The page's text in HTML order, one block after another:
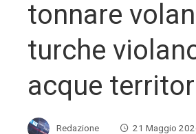
tonnare
turche
acque
Redazione
21 Maggio